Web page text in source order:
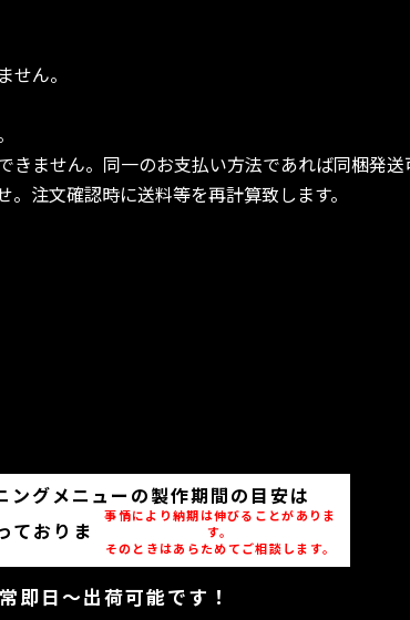
ん。
ません。同一のお支払い方法であれば同梱発送
注文確認時に送料等を再計算致します。
ングメニューの製作期間の目安は
ておりま
事情により納期は伸びることがありま
す。
そのときはあらためてご相談します。
即日～出荷可能です！